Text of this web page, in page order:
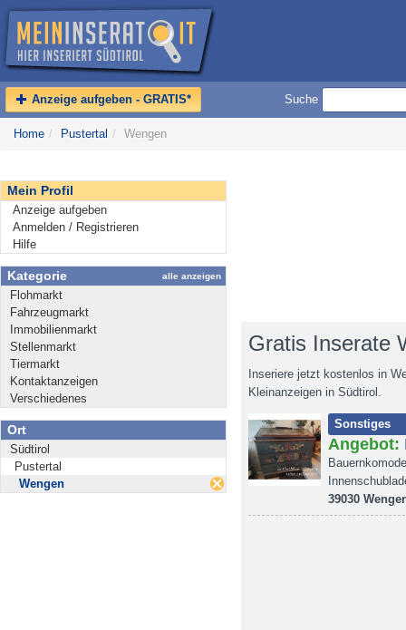
Anzeige aufgeben - GRATIS* Suche
Home / Pustertal / Wengen
Mein Profil
Anzeige aufgeben
Anmelden / Registrieren
Hilfe
Kategorie alle anzeigen
Flohmarkt
Fahrzeugmarkt
Immobilienmarkt
Stellenmarkt
Tiermarkt
Kontaktanzeigen
Verschiedenes
Ort
Südtirol
Pustertal
Wengen
Gratis Inserate
Inseriere jetzt kostenlos in
Kleinanzeigen in Südtirol.
Sonstiges
Angebot:
39030